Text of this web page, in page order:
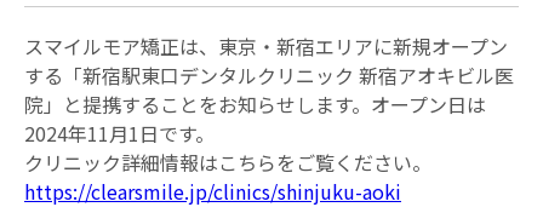
スマイルモア矯正は、東京・新宿エリアに新規オープン
する「新宿駅東口デンタルクリニック 新宿アオキビル医
院」と提携することをお知らせします。オープン日は
2024年11月1日です。
クリニック詳細情報はこちらをご覧ください。
https://clearsmile.jp/clinics/shinjuku-aoki